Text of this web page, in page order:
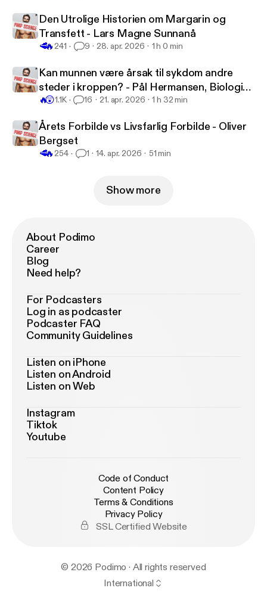
Den Utrolige Historien om Margarin og
Transfett - Lars Magne Sunnanå
🥩🔥 241 9 28. apr. 2026 1 h 0 min
Kan munnen være årsak til sykdom andre
steder i kroppen? - Pål Hermansen, Biologisk
tannlege
🔥😲1.1K 16 21. apr. 2026 1 h 32 min
Årets Forbilde vs Livsfarlig Forbilde - Oliver
Bergset
🥩🔥 254 1 14. apr. 2026 51 min
Show more
About Podimo
Career
Blog
Need help?
For Podcasters
Log in as podcaster
Podcaster FAQ
Community Guidelines
Listen on iPhone
Listen on Android
Listen on Web
Instagram
Tiktok
Youtube
Code of Conduct
Content Policy
Terms & Conditions
Privacy Policy
SSL Certified Website
© 2026 Podimo · All rights reserved
International